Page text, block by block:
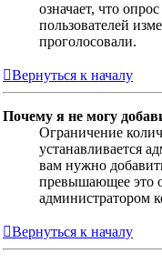
означает, что
пользователей
проголосовали.
Вернуться к началу
Почему я не могу
Ограничение
устанавливается
вам нужно
превышающее это
администратором
Вернуться к началу